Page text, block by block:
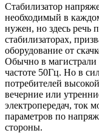
Стабилизатор
необходимый в
нужен, но здесь речь
стабилизаторах,
оборудование от
Обычно в
частоте 50Гц. Но в
потребителей
вечерние или
электропередач, ток
параметров по
стороны.